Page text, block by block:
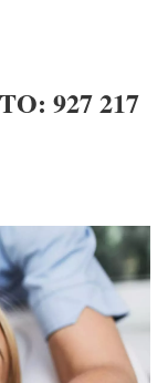
927 217